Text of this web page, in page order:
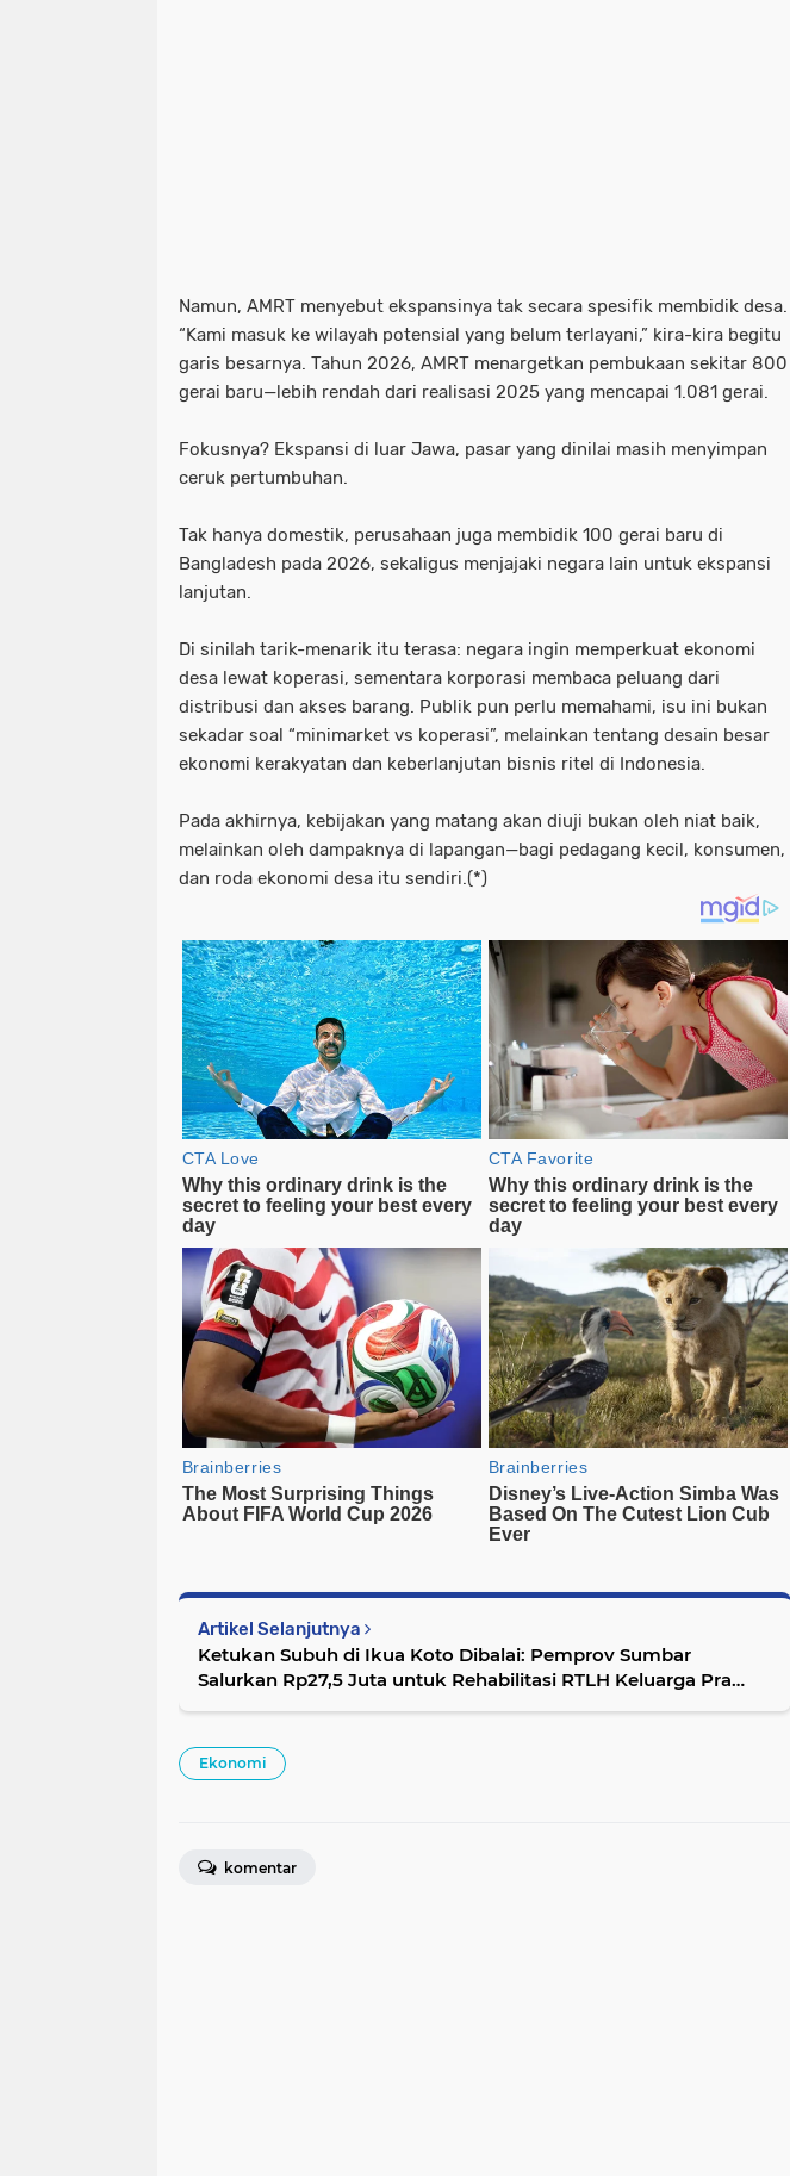
Namun, AMRT menyebut ekspansinya tak secara spesifik membidik desa.
“Kami masuk ke wilayah potensial yang belum terlayani,” kira-kira begitu
garis besarnya. Tahun 2026, AMRT menargetkan pembukaan sekitar 800
gerai baru—lebih rendah dari realisasi 2025 yang mencapai 1.081 gerai.
Fokusnya? Ekspansi di luar Jawa, pasar yang dinilai masih menyimpan
ceruk pertumbuhan.
Tak hanya domestik, perusahaan juga membidik 100 gerai baru di
Bangladesh pada 2026, sekaligus menjajaki negara lain untuk ekspansi
lanjutan.
Di sinilah tarik-menarik itu terasa: negara ingin memperkuat ekonomi
desa lewat koperasi, sementara korporasi membaca peluang dari
distribusi dan akses barang. Publik pun perlu memahami, isu ini bukan
sekadar soal “minimarket vs koperasi”, melainkan tentang desain besar
ekonomi kerakyatan dan keberlanjutan bisnis ritel di Indonesia.
Pada akhirnya, kebijakan yang matang akan diuji bukan oleh niat baik,
melainkan oleh dampaknya di lapangan—bagi pedagang kecil, konsumen,
dan roda ekonomi desa itu sendiri.(*)
Artikel Selanjutnya
Ketukan Subuh di Ikua Koto Dibalai: Pemprov Sumbar
Salurkan Rp27,5 Juta untuk Rehabilitasi RTLH Keluarga Pra
Ekonomi
komentar